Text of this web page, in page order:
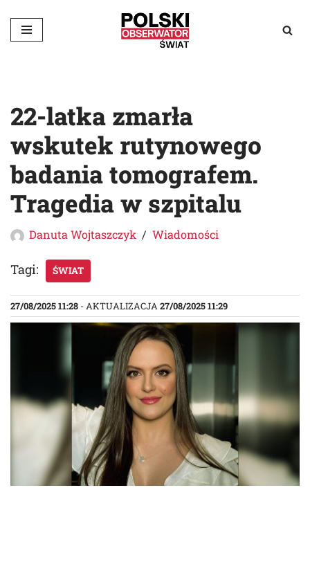
Przejdź
22-latka zmarła
wskutek rutynowego
badania tomografem.
Tragedia w szpitalu
Danuta Wojtaszczyk Wiadomości
Tagi: ŚWIAT
27/08/2025 11:28 - AKTUALIZACJA27/08/2025 11:29